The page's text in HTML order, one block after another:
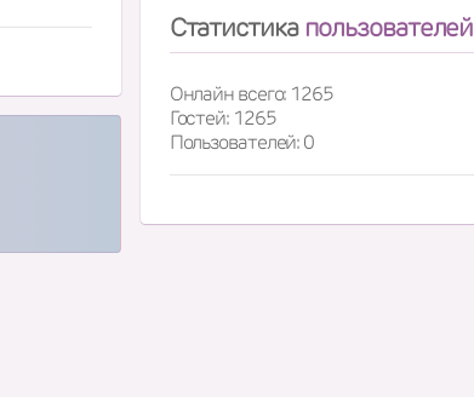
Статистика пользователей
Онлайн всего: 1265
Гостей: 1265
Пользователей: 0